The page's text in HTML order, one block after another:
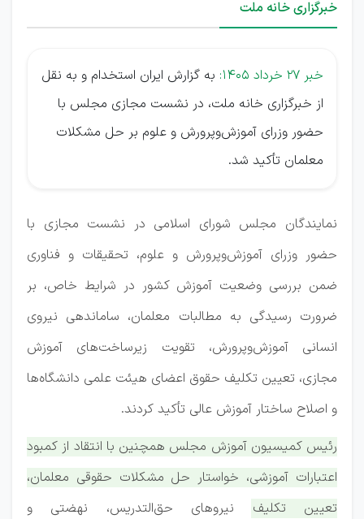
خبرگزاری خانه ملت
خبر 27 خرداد 1405:
به گزارش ایران استخدام و به نقل
از خبرگزاری خانه ملت، در نشست مجازی مجلس با
حضور وزرای آموزش‌وپرورش و علوم بر حل مشکلات
معلمان تأکید شد.
نمایندگان مجلس شورای اسلامی در نشست مجازی با
حضور وزرای آموزش‌وپرورش و علوم، تحقیقات و فناوری
ضمن بررسی وضعیت آموزش کشور در شرایط خاص، بر
ضرورت رسیدگی به مطالبات معلمان، ساماندهی نیروی
انسانی آموزش‌وپرورش، تقویت زیرساخت‌های آموزش
مجازی، تعیین تکلیف حقوق اعضای هیئت علمی دانشگاه‌ها
و اصلاح ساختار آموزش عالی تأکید کردند.
رئیس کمیسیون آموزش مجلس همچنین با انتقاد از کمبود
اعتبارات آموزشی، خواستار حل مشکلات حقوقی معلمان،
تعیین تکلیف نیروهای حق‌التدریس، نهضتی و